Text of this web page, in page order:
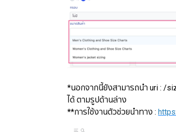
*นอกจากนี้ยังสามารถนำ uri : /
ได้ ตามรูปด้านล่าง
**​​​​​​​​​​​​​​การใช้งานตัวช่วยนำทาง :